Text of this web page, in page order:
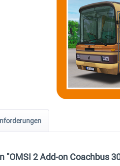
"OMSI 2 Add-on Coachbus